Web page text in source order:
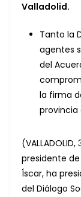
Valladolid.
Tanto la
agentes
del
la firma
provincia
(VALLADOLID,
presidente
Íscar, ha
del Diálogo